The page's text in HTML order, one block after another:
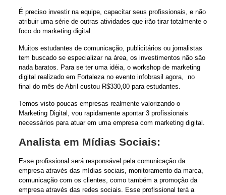
É preciso investir na equipe, capacitar seus profissionais, e não
atribuir uma série de outras atividades que irão tirar totalmente o
foco do marketing digital.
Muitos estudantes de comunicação, publicitários ou jornalistas
tem buscado se especializar na área, os investimentos não são
nada baratos. Para se ter uma idéia, o workshop de marketing
digital realizado em Fortaleza no evento infobrasil agora, no
final do mês de Abril custou R$330,00 para estudantes.
Temos visto poucas empresas realmente valorizando o
Marketing Digital, vou rapidamente apontar 3 profissionais
necessários para atuar em uma empresa com marketing digital.
Analista em Mídias Sociais:
Esse profissional será responsável pela comunicação da
empresa através das mídias sociais, monitoramento da marca,
comunicação com os clientes, como também a promoção da
empresa através das redes sociais. Esse profissional terá a